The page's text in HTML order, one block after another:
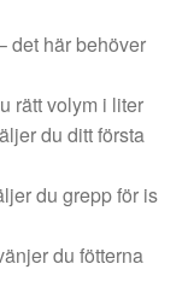
det här behöver
rätt volym i liter
du ditt första
du grepp för is
du fötterna